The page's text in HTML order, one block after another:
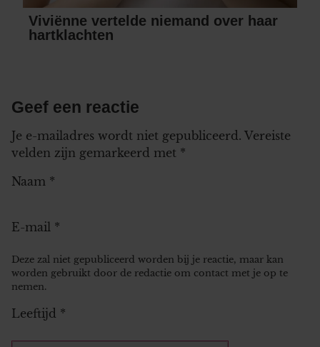
Viviënne vertelde niemand over haar
hartklachten
Geef een reactie
Je e-mailadres wordt niet gepubliceerd. Vereiste
velden zijn gemarkeerd met *
Naam *
E-mail *
Deze zal niet gepubliceerd worden bij je reactie, maar kan
worden gebruikt door de redactie om contact met je op te
nemen.
Leeftijd *